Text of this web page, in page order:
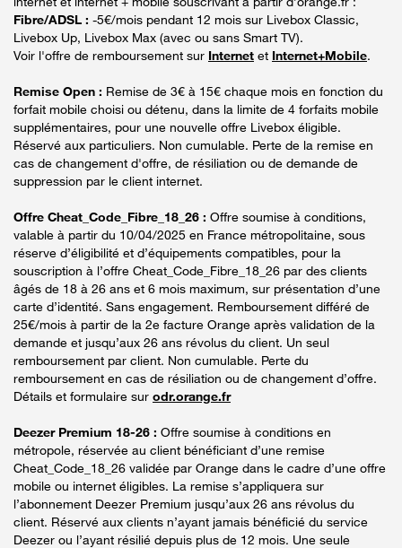
Fibre/ADSL : -5€/mois pendant 12 mois sur Livebox Classic,
Livebox Up, Livebox Max (avec ou sans Smart TV).
Voir l'offre de remboursement sur Internet et Internet+Mobile.
Remise Open : Remise de 3€ à 15€ chaque mois en fonction du
forfait mobile choisi ou détenu, dans la limite de 4 forfaits mobile
supplémentaires, pour une nouvelle offre Livebox éligible.
Réservé aux particuliers. Non cumulable. Perte de la remise en
cas de changement d'offre, de résiliation ou de demande de
suppression par le client internet.
Offre Cheat_Code_Fibre_18_26 : Offre soumise à conditions,
valable à partir du 10/04/2025 en France métropolitaine, sous
réserve d’éligibilité et d’équipements compatibles, pour la
souscription à l’offre Cheat_Code_Fibre_18_26 par des clients
âgés de 18 à 26 ans et 6 mois maximum, sur présentation d’une
carte d’identité. Sans engagement. Remboursement différé de
25€/mois à partir de la 2e facture Orange après validation de la
demande et jusqu’aux 26 ans révolus du client. Un seul
remboursement par client. Non cumulable. Perte du
remboursement en cas de résiliation ou de changement d’offre.
Détails et formulaire sur odr.orange.fr
Deezer Premium 18-26 : Offre soumise à conditions en
métropole, réservée au client bénéficiant d’une remise
Cheat_Code_18_26 validée par Orange dans le cadre d’une offre
mobile ou internet éligibles. La remise s’appliquera sur
l’abonnement Deezer Premium jusqu’aux 26 ans révolus du
client. Réservé aux clients n’ayant jamais bénéficié du service
Deezer ou l’ayant résilié depuis plus de 12 mois. Une seule